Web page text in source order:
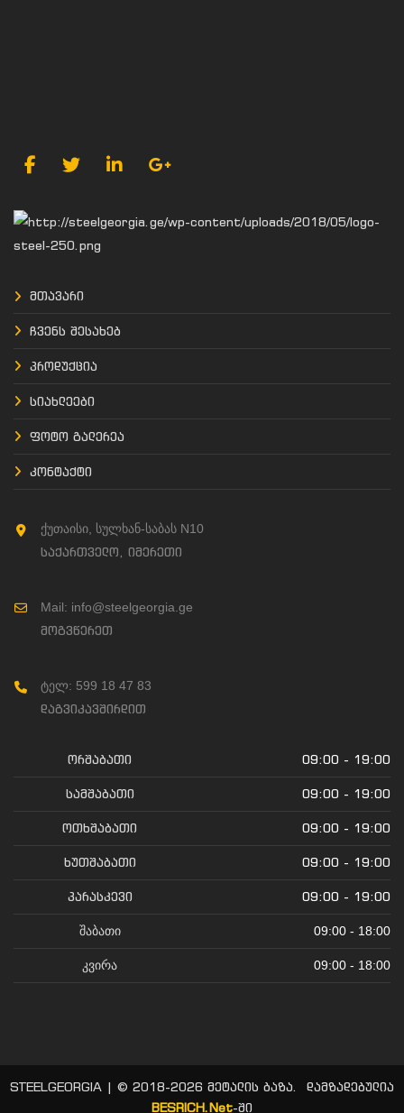
მთავარი
ჩვენს შესახებ
პროდუქცია
სიახლეები
ფოტო გალერეა
კონტაქტი
ქუთაისი, სულხან-საბას N10
საქართველო, იმერეთი
Mail: info@steelgeorgia.ge
მოგვწერეთ
ტელ: 599 18 47 83
დაგვიკავშირდით
ორშაბათი 09:00 - 19:00
სამშაბათი 09:00 - 19:00
ოთხშაბათი 09:00 - 19:00
ხუთშაბათი 09:00 - 19:00
პარასკევი 09:00 - 19:00
შაბათი 09:00 - 18:00
კვირა 09:00 - 18:00
STEELGEORGIA | © 2018-2026 მეტალის ბაზა. დამზადებულია
BESRICH.Net-ში